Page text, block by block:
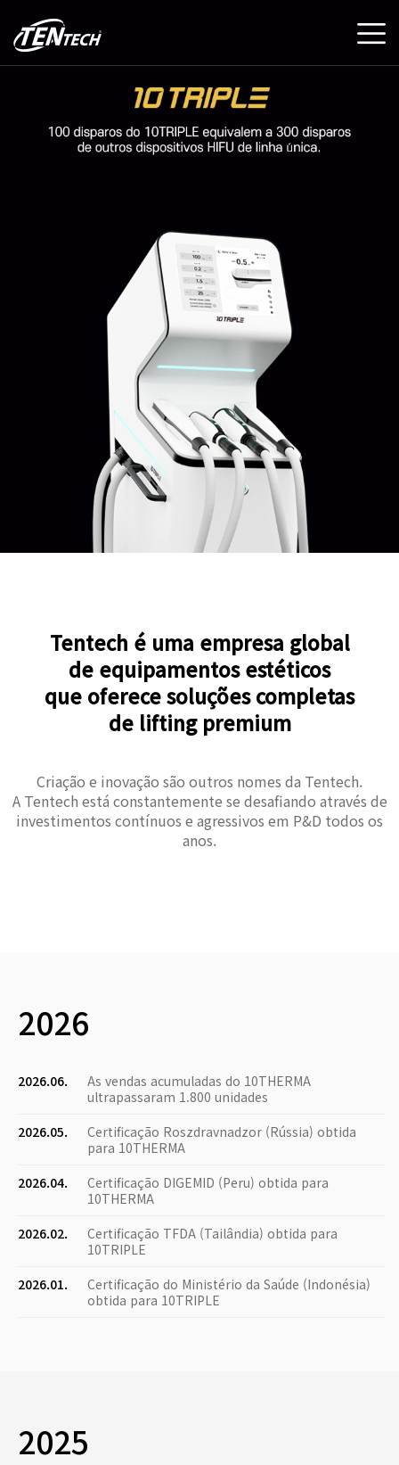
Tentech é uma empresa global
de equipamentos estéticos
que oferece soluções completas
de lifting premium
Criação e inovação são outros nomes da Tentech.
A Tentech está constantemente se desafiando através de
investimentos contínuos e agressivos em P&D todos os
anos.
2026
2026.06.
As vendas acumuladas do 10THERMA
ultrapassaram 1.800 unidades
2026.05.
Certificação Roszdravnadzor (Rússia) obtida
para 10THERMA
2026.04.
Certificação DIGEMID (Peru) obtida para
10THERMA
2026.02.
Certificação TFDA (Tailândia) obtida para
10TRIPLE
2026.01.
Certificação do Ministério da Saúde (Indonésia)
obtida para 10TRIPLE
2025